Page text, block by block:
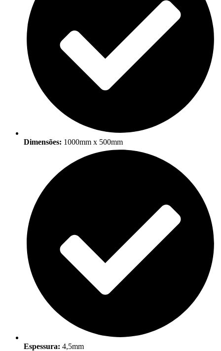
Dimensões: 1000mm x 500mm
Espessura: 4,5mm